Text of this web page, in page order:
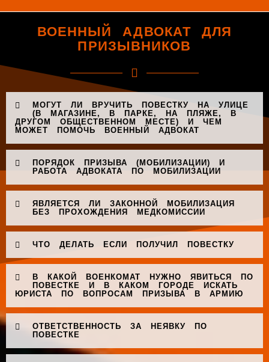
ВОЕННЫЙ АДВОКАТ ДЛЯ
ПРИЗЫВНИКОВ
МОГУТ ЛИ ВРУЧИТЬ ПОВЕСТКУ НА УЛИЦЕ
(В МАГАЗИНЕ, В ПАРКЕ, НА ПЛЯЖЕ, В
ДРУГОМ ОБЩЕСТВЕННОМ МЕСТЕ) И ЧЕМ
МОЖЕТ ПОМОЧЬ ВОЕННЫЙ АДВОКАТ
ПОРЯДОК ПРИЗЫВА (МОБИЛИЗАЦИИ) И
РАБОТА АДВОКАТА ПО МОБИЛИЗАЦИИ
ЯВЛЯЕТСЯ ЛИ ЗАКОННОЙ МОБИЛИЗАЦИЯ
БЕЗ ПРОХОЖДЕНИЯ МЕДКОМИССИИ
ЧТО ДЕЛАТЬ ЕСЛИ ПОЛУЧИЛ ПОВЕСТКУ
В КАКОЙ ВОЕНКОМАТ НУЖНО ЯВИТЬСЯ ПО
ПОВЕСТКЕ И В КАКОМ ГОРОДЕ ИСКАТЬ
ЮРИСТА ПО ВОПРОСАМ ПРИЗЫВА В АРМИЮ
ОТВЕТСТВЕННОСТЬ ЗА НЕЯВКУ ПО
ПОВЕСТКЕ